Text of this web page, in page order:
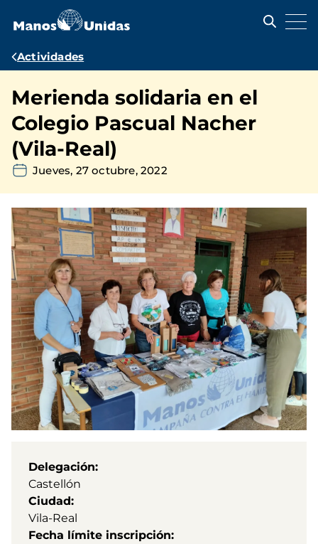
contenido
Ruta
navegación
Actividades
Merienda solidaria en el
Colegio Pascual Nacher
(Vila-Real)
Jueves, 27 octubre, 2022
Delegación
Castellón
Ciudad
Vila-Real
Fecha límite inscripción